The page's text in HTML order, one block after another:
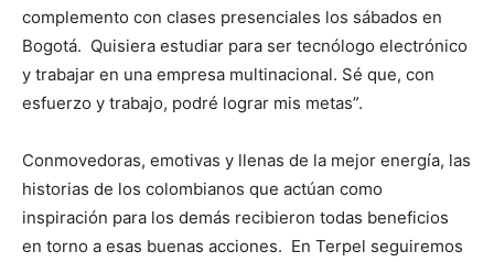
complemento con clases presenciales los sábados en
Bogotá. Quisiera estudiar para ser tecnólogo electrónico
y trabajar en una empresa multinacional. Sé que, con
esfuerzo y trabajo, podré lograr mis metas”.
Conmovedoras, emotivas y llenas de la mejor energía, las
historias de los colombianos que actúan como
inspiración para los demás recibieron todas beneficios
en torno a esas buenas acciones. En Terpel seguiremos